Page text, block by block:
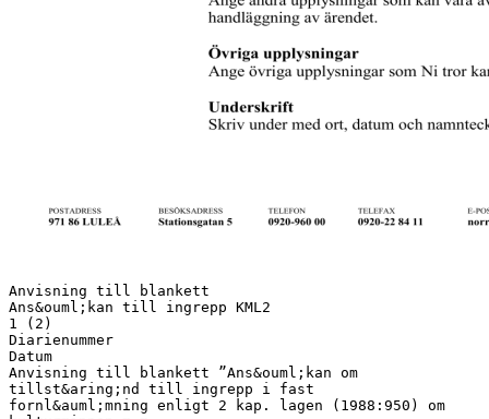
Anvisning till blankett
Ans&ouml;kan till ingrepp KML2
1 (2)
Diarienummer
Datum
Anvisning till blankett ”Ans&ouml;kan om
tillst&aring;nd till ingrepp i fast
fornl&auml;mning enligt 2 kap. lagen (1988:950) om